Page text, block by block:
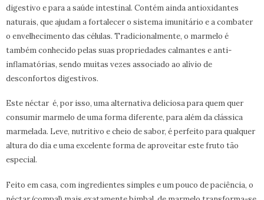
digestivo e para a saúde intestinal. Contém ainda antioxidantes
naturais, que ajudam a fortalecer o sistema imunitário e a combater
o envelhecimento das células. Tradicionalmente, o marmelo é
também conhecido pelas suas propriedades calmantes e anti-
inflamatórias, sendo muitas vezes associado ao alívio de
desconfortos digestivos.
Este néctar é, por isso, uma alternativa deliciosa para quem quer
consumir marmelo de uma forma diferente, para além da clássica
marmelada. Leve, nutritivo e cheio de sabor, é perfeito para qualquer
altura do dia e uma excelente forma de aproveitar este fruto tão
especial.
Feito em casa, com ingredientes simples e um pouco de paciência, o